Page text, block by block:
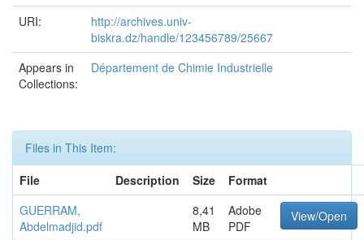
URI:
http://archives.univ-
biskra.dz/handle/123456789/25667
Appears in
Collections:
Département de Chimie Industrielle
Files in This Item:
File
Description Size
Format
GUERRAM,
Abdelmadjid.pdf
8,41
MB
Adobe
PDF
View/Open